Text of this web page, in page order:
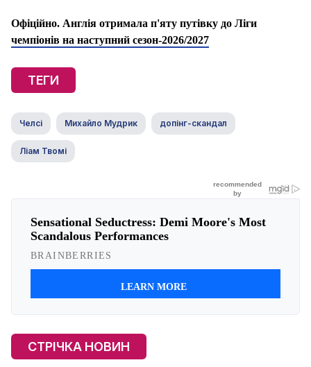
Офіційно. Англія отримала п'яту путівку до Ліги
чемпіонів на наступний сезон-2026/2027
ТЕГИ
Челсі Михайло Мудрик допінг-скандал
Ліам Твомі
СТРІЧКА НОВИН